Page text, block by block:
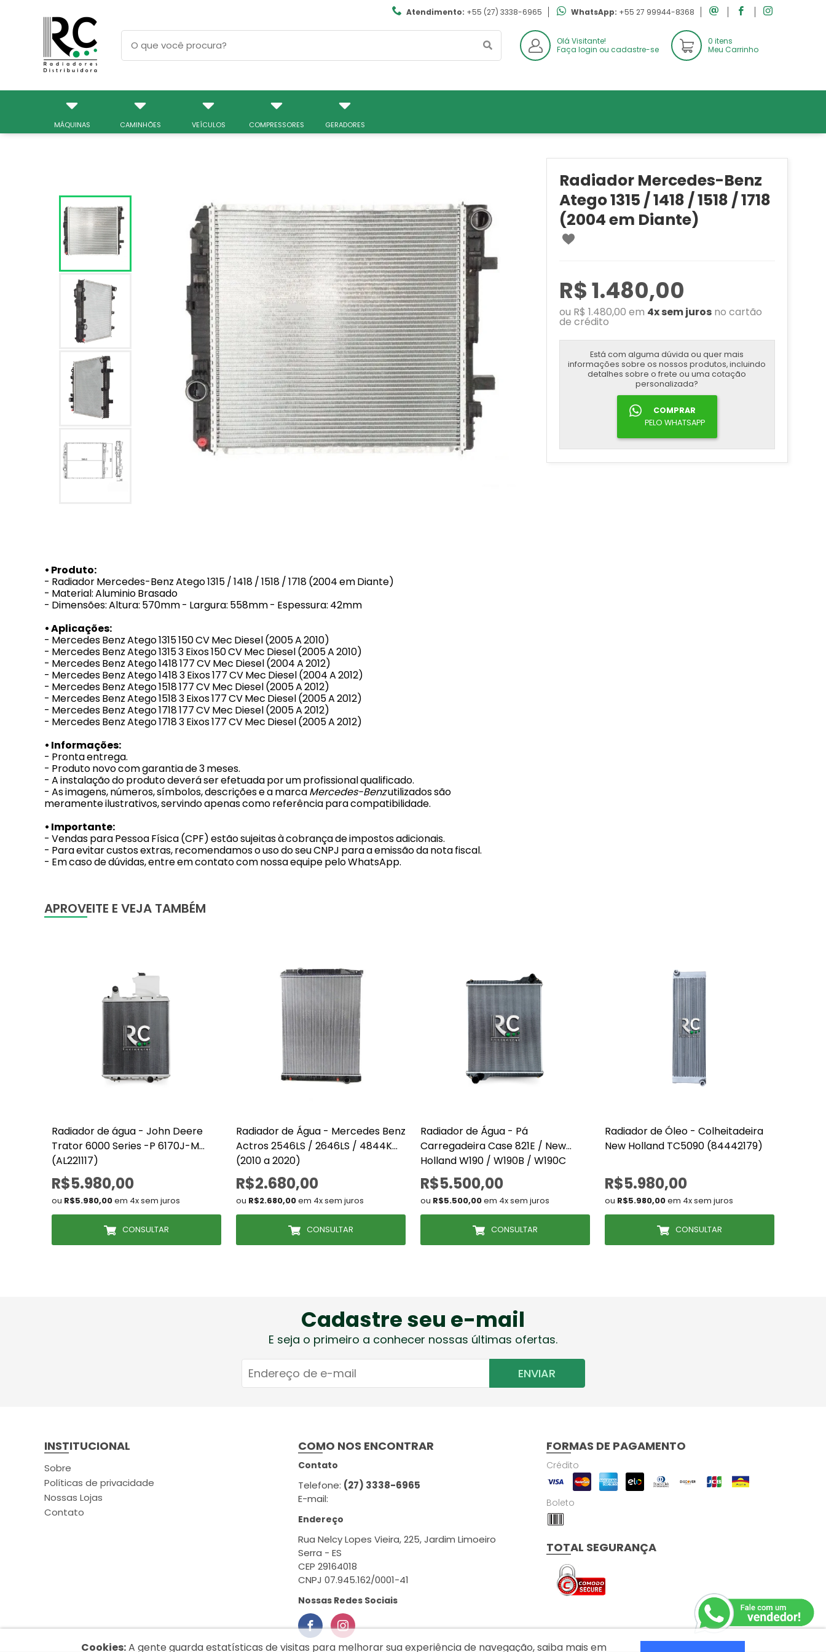
Atendimento: +55 (27) 3338-6965 WhatsApp: +55 27 99944-8368
Olá Visitante!
Faça login ou cadastre-se
0 itens
Meu Carrinho
MÁQUINAS CAMINHÕES VEÍCULOS COMPRESSORES GERADORES
Radiador Mercedes-Benz
Atego 1315 / 1418 / 1518 / 1718
(2004 em Diante)
R$ 1.480,00
ou R$ 1.480,00 em 4x sem jurosno cartão
de crédito
Está com alguma dúvida ou quer mais
informações sobre os nossos produtos, incluindo
detalhes sobre o frete ou uma cotação
personalizada?
COMPRAR
PELO WHATSAPP
• Produto:
- Radiador Mercedes-Benz Atego 1315 / 1418 / 1518 / 1718 (2004 em Diante)
- Material: Aluminio Brasado
- Dimensões: Altura: 570mm - Largura: 558mm - Espessura: 42mm
• Aplicações:
- Mercedes Benz Atego 1315 150 CV Mec Diesel (2005 A 2010)
- Mercedes Benz Atego 1315 3 Eixos 150 CV Mec Diesel (2005 A 2010)
- Mercedes Benz Atego 1418 177 CV Mec Diesel (2004 A 2012)
- Mercedes Benz Atego 1418 3 Eixos 177 CV Mec Diesel (2004 A 2012)
- Mercedes Benz Atego 1518 177 CV Mec Diesel (2005 A 2012)
- Mercedes Benz Atego 1518 3 Eixos 177 CV Mec Diesel (2005 A 2012)
- Mercedes Benz Atego 1718 177 CV Mec Diesel (2005 A 2012)
- Mercedes Benz Atego 1718 3 Eixos 177 CV Mec Diesel (2005 A 2012)
• Informações:
- Pronta entrega.
- Produto novo com garantia de 3 meses.
- A instalação do produto deverá ser efetuada por um profissional qualificado.
- As imagens, números, símbolos, descrições e a marcaMercedes-Benzutilizados são
meramente ilustrativos, servindo apenas como referência para compatibilidade.
• Importante:
- Vendas para Pessoa Física (CPF) estão sujeitas à cobrança de impostos adicionais.
- Para evitar custos extras, recomendamos o uso do seu CNPJ para a emissão da nota fiscal.
- Em caso de dúvidas, entre em contato com nossa equipe pelo WhatsApp.
APROVEITE E VEJA TAMBÉM
Radiador de água - John Deere
Trator 6000 Series -P 6170J-M
(AL221117)
R$5.980,00
ou R$5.980,00em 4x sem juros
CONSULTAR
Radiador de Água - Mercedes Benz
Actros 2546LS / 2646LS / 4844K
(2010 a 2020)
R$2.680,00
ou R$2.680,00em 4x sem juros
CONSULTAR
Radiador de Água - Pá
Carregadeira Case 821E / New
Holland W190 / W190B / W190C
(87310988)
R$5.500,00
ou R$5.500,00em 4x sem juros
CONSULTAR
Radiador de Óleo - Colheitadeira
New Holland TC5090 (84442179)
R$5.980,00
ou R$5.980,00em 4x sem juros
CONSULTAR
Cadastre seu e-mail
E seja o primeiro a conhecer nossas últimas ofertas.
ENVIAR
INSTITUCIONAL
Sobre
Políticas de privacidade
Nossas Lojas
Contato
COMO NOS ENCONTRAR
Contato
Telefone: (27) 3338-6965
E-mail:
Endereço
Rua Nelcy Lopes Vieira, 225, Jardim Limoeiro
Serra - ES
CEP 29164018
CNPJ 07.945.162/0001-41
Nossas Redes Sociais
FORMAS DE PAGAMENTO
Crédito
Boleto
TOTAL SEGURANÇA
Cookies:A gente guarda estatísticas de visitas para melhorar sua experiência de navegação, saiba mais em